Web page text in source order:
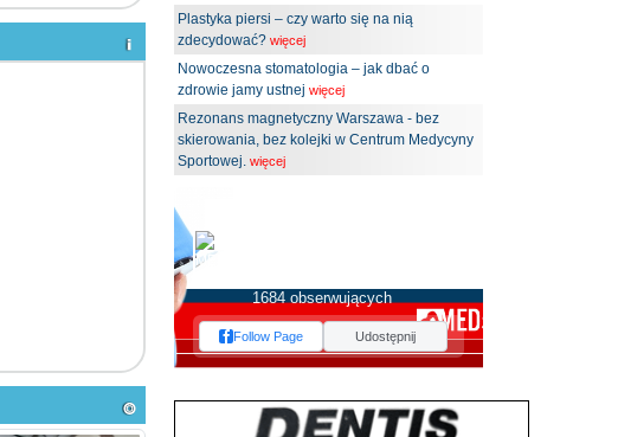
Plastyka piersi – czy warto się na nią
zdecydować? więcej
Nowoczesna stomatologia – jak dbać o
zdrowie jamy ustnej więcej
Rezonans magnetyczny Warszawa - bez
skierowania, bez kolejki w Centrum Medycyny
Sportowej. więcej
1684 obserwujących
Follow Page Udostępnij